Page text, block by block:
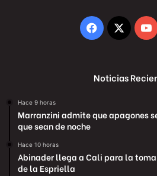
Facebook
X
Noticias
Hace 9 horas
Marranzini admite que apagones
que sean de noche
Hace 10 horas
Abinader llega a Cali para la
de la Espriella